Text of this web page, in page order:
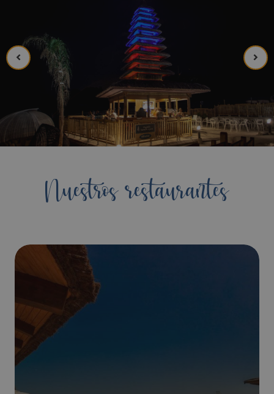
Nuestros restaurantes